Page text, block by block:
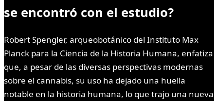
se encontró con el estudio?
Robert Spengler, arqueobotánico del Instituto Max
Planck para la Ciencia de la Historia Humana, enfatiza
que, a pesar de las diversas perspectivas modernas
sobre el cannabis, su uso ha dejado una huella
notable en la historia humana, lo que trajo una nueva